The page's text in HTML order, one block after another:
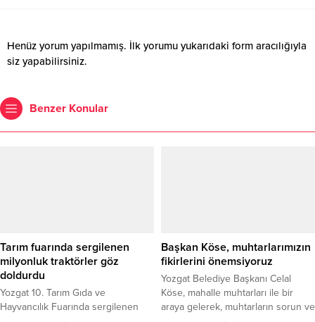
Henüz yorum yapılmamış. İlk yorumu yukarıdaki form aracılığıyla
siz yapabilirsiniz.
Benzer Konular
Tarım fuarında sergilenen
milyonluk traktörler göz
doldurdu
Yozgat 10. Tarım Gıda ve
Hayvancılık Fuarında sergilenen
Başkan Köse, muhtarlarımızın
fikirlerini önemsiyoruz
Yozgat Belediye Başkanı Celal
Köse, mahalle muhtarları ile bir
araya gelerek, muhtarların sorun ve